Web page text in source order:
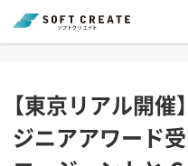
【東京リアル開
ジニアアワード